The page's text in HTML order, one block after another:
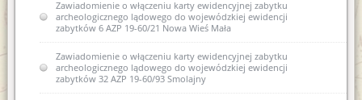
Zawiadomienie o włączeniu karty ewidencyjnej zabytku
archeologicznego lądowego do wojewódzkiej ewidencji
zabytków 6 AZP 19-60/21 Nowa Wieś Mała
Zawiadomienie o włączeniu karty ewidencyjnej zabytku
archeologicznego lądowego do wojewódzkiej ewidencji
zabytków 32 AZP 19-60/93 Smolajny